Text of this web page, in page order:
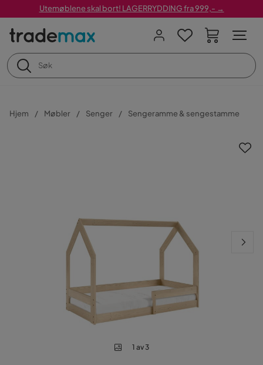
Utemøblene skal bort! LAGERRYDDING fra 999,- →
Hjem Møbler Senger Sengeramme & sengestamme
1 av 3